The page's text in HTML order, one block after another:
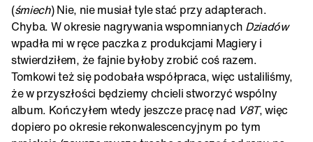
(śmiech) Nie, nie musiał tyle stać przy adapterach.
Chyba. W okresie nagrywania wspomnianych Dziadów
wpadła mi w ręce paczka z produkcjami Magiery i
stwierdziłem, że fajnie byłoby zrobić coś razem.
Tomkowi też się podobała współpraca, więc ustaliliśmy,
że w przyszłości będziemy chcieli stworzyć wspólny
album. Kończyłem wtedy jeszcze pracę nad V8T, więc
dopiero po okresie rekonwalescencyjnym po tym